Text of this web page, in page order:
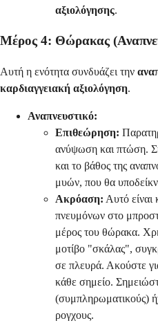
αξιολόγησης.
Μέρος 4: Θώρακας
Αυτή η ενότητα συνδυάζει την
καρδιαγγειακή αξιολόγηση.
Αναπνευστικό:
Επιθεώρηση:
ανύψωση και πτώση.
και το βάθος της
μυών, που θα
Ακρόαση: Αυτό είναι
πνευμόνων στο
μέρος του θώρακα.
μοτίβο "σκάλας",
σε πλευρά. Ακούστε
κάθε σημείο.
(συμπληρωματικούς)
ρογχους.